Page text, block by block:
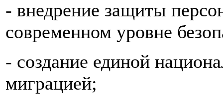
- внедрение защиты
современном уровне
- создание единой
миграцией;